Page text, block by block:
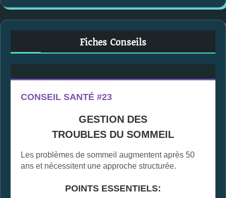
Fiches Conseils
CONSEIL SANTÉ #23
GESTION DES
TROUBLES DU SOMMEIL
Les problèmes de sommeil augmentent après 50
ans et nécessitent une approche structurée.
POINTS ESSENTIELS: